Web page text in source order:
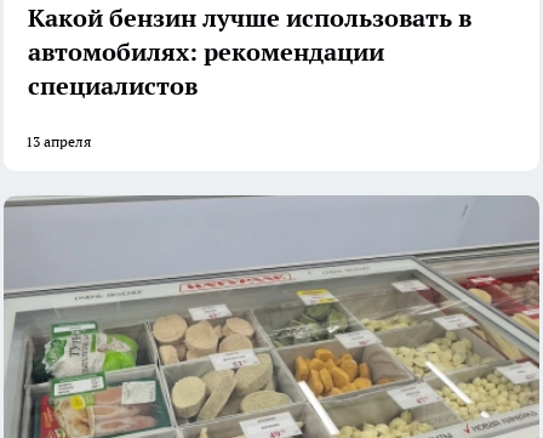
Какой бензин лучше использовать в
автомобилях: рекомендации
специалистов
13 апреля